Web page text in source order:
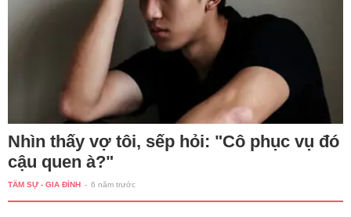
Nhìn thấy vợ tôi, sếp hỏi: "Cô phục vụ đó
cậu quen à?"
TÂM SỰ - GIA ĐÌNH - 6 năm trước